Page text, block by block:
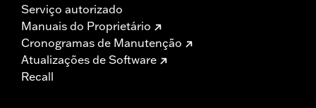
Serviço autorizado
Manuais do Proprietário
Cronogramas de Manutenção
Atualizações de Software
Recall